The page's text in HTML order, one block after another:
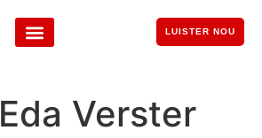
LUISTER NOU
Eda Verster